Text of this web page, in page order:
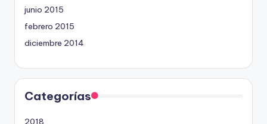
junio 2015
febrero 2015
diciembre 2014
Categorías
2018